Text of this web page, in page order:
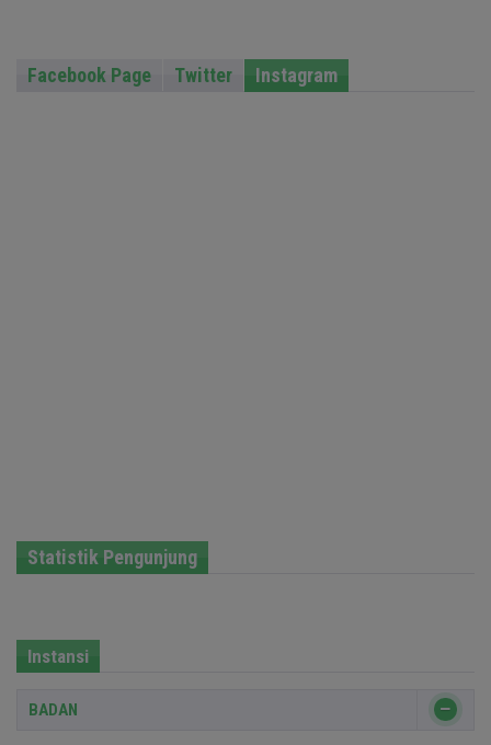
Facebook Page Twitter Instagram
Statistik Pengunjung
Instansi
BADAN